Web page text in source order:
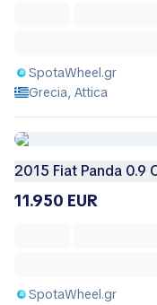
SpotaWheel.gr
Grecia, Attica
2015 Fiat Panda 0.9
11.950 EUR
SpotaWheel.gr